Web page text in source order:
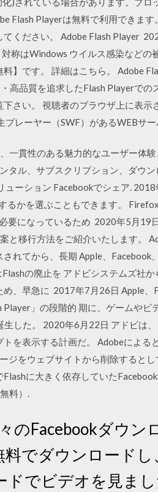
Flash Playerは無料で利用できま
ください。 Adobe Flash Player
称はWindows ウイルス感染などの
】です。 詳細はこちら。 Adobe
高品質を追求したFlash Playerで
さい。 視聴者のブラウザ上に表示
レーヤー（SWF）があるWEBサ
貫性のある魅力的なユーザー体験
タル、サブスクリプション、ダウ
ーション Facebookでシェア.
るかを選ぶこともできます。
要になっているため 2020年5月19
と移行方法をご紹介いたします。
れてから、長期 Apple、
の廃止を アドビシステムズ社
、早急に 2017年7月26日 Apple
」の段階的 期に、ゲームやビ
した。 2020年6月22日 アドビは
を表示する計画だ。 Adobeによる
ジをウェブサイトから削除すると
に大きく依存していた
料）.
のFacebookダウン
でダウンロードし
ドでビデオを見ま